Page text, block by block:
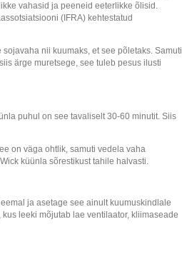
vahasid ja peeneid eeterlikke õlisid.
(IFRA) kehtestatud
nii kuumaks, et see põletaks. Samuti
ärge muretsege, see tuleb pesus ilusti
puhul on see tavaliselt 30-60 minutit. Siis
on väga ohtlik, samuti vedela vaha
küünla sõrestikust tahile halvasti.
ja asetage see ainult kuumuskindlale
leeki mõjutab lae ventilaator, kliimaseade